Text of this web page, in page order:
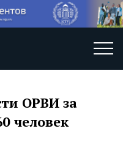
ОРВИ за
человек